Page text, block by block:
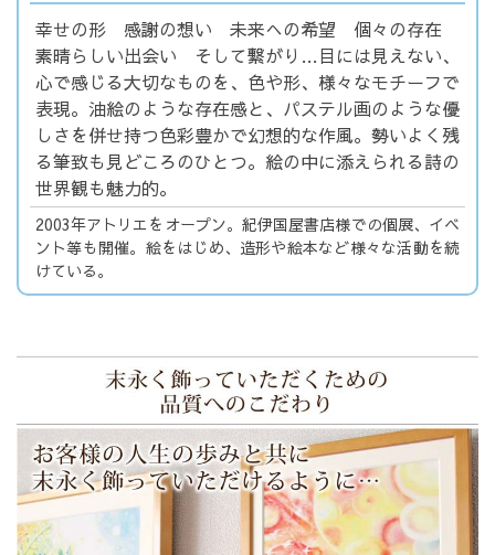
幸せの形 感謝の想い 未来への希望 個々の存在
素晴らしい出会い そして繋がり…目には見えない、
心で感じる大切なものを、色や形、様々なモチーフで
表現。油絵のような存在感と、パステル画のような優
しさを併せ持つ色彩豊かで幻想的な作風。勢いよく残
る筆致も見どころのひとつ。絵の中に添えられる詩の
世界観も魅力的。
2003年アトリエをオープン。紀伊国屋書店様での個展、イベ
ント等も開催。絵をはじめ、造形や絵本など様々な活動を続
けている。